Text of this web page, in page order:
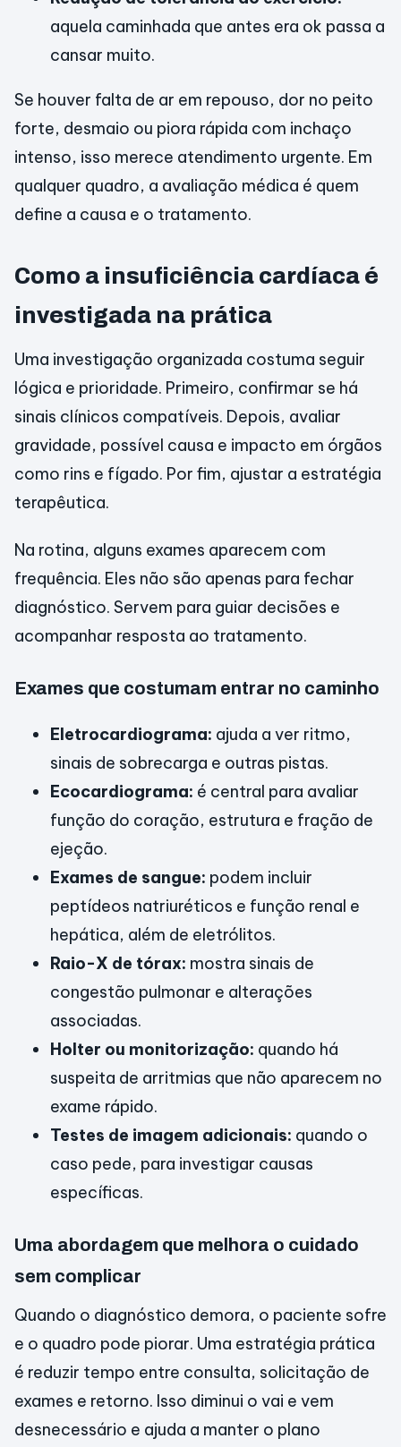
aquela caminhada que antes era ok passa a
cansar muito.
Se houver falta de ar em repouso, dor no peito
forte, desmaio ou piora rápida com inchaço
intenso, isso merece atendimento urgente. Em
qualquer quadro, a avaliação médica é quem
define a causa e o tratamento.
Como a insuficiência cardíaca é
investigada na prática
Uma investigação organizada costuma seguir
lógica e prioridade. Primeiro, confirmar se há
sinais clínicos compatíveis. Depois, avaliar
gravidade, possível causa e impacto em órgãos
como rins e fígado. Por fim, ajustar a estratégia
terapêutica.
Na rotina, alguns exames aparecem com
frequência. Eles não são apenas para fechar
diagnóstico. Servem para guiar decisões e
acompanhar resposta ao tratamento.
Exames que costumam entrar no caminho
Eletrocardiograma: ajuda a ver ritmo,
sinais de sobrecarga e outras pistas.
Ecocardiograma: é central para avaliar
função do coração, estrutura e fração de
ejeção.
Exames de sangue: podem incluir
peptídeos natriuréticos e função renal e
hepática, além de eletrólitos.
Raio-X de tórax: mostra sinais de
congestão pulmonar e alterações
associadas.
Holter ou monitorização: quando há
suspeita de arritmias que não aparecem no
exame rápido.
Testes de imagem adicionais: quando o
caso pede, para investigar causas
específicas.
Uma abordagem que melhora o cuidado
sem complicar
Quando o diagnóstico demora, o paciente sofre
e o quadro pode piorar. Uma estratégia prática
é reduzir tempo entre consulta, solicitação de
exames e retorno. Isso diminui o vai e vem
desnecessário e ajuda a manter o plano